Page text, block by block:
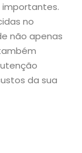
importantes.
no
não apenas
da sua